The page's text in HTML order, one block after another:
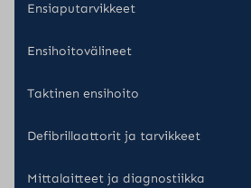
Ensiaputarvikkeet
Ensihoitovälineet
Taktinen ensihoito
Defibrillaattorit ja tarvikkeet
Mittalaitteet ja diagnostiikka